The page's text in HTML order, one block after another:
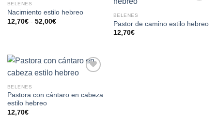
AÑADIR
BELENES
Nacimiento estilo hebreo
12,70€ - 52,00€
LISTA
BELENES
Pastor de camino estilo hebreo
12,70€
LISTA
BELENES
Pastora con cántaro en cabeza
estilo hebreo
12,70€